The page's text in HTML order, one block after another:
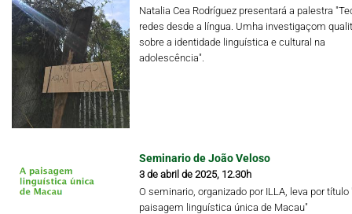
Natalia Cea Rodríguez presentará a palestra
redes desde a língua. Umha investigaçom
sobre a identidade linguística e cultural na
adolescência".
Seminario de João Veloso
3 de abril de 2025, 12.30h
O seminario, organizado por ILLA, leva por título
paisagem linguística única de Macau"